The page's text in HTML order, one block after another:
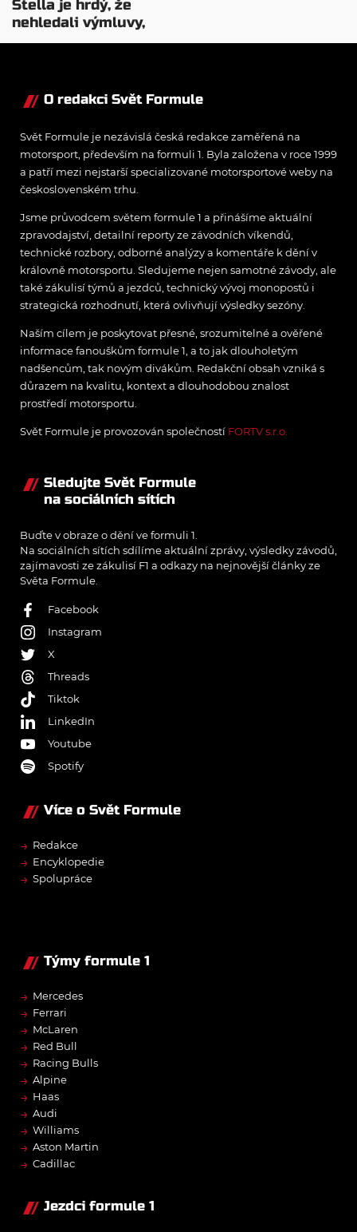
Stella je hrdý, že
nehledali výmluvy,
proč nedokážou
O redakci Svět Formule
Svět Formule je nezávislá česká redakce zaměřená na
motorsport, především na formuli 1. Byla založena v roce 1999
a patří mezi nejstarší specializované motorsportové weby na
československém trhu.
Jsme průvodcem světem formule 1 a přinášíme aktuální
zpravodajství, detailní reporty ze závodních víkendů,
technické rozbory, odborné analýzy a komentáře k dění v
královně motorsportu. Sledujeme nejen samotné závody, ale
také zákulisí týmů a jezdců, technický vývoj monopostů i
strategická rozhodnutí, která ovlivňují výsledky sezóny.
Naším cílem je poskytovat přesné, srozumitelné a ověřené
informace fanouškům formule 1, a to jak dlouholetým
nadšencům, tak novým divákům. Redakční obsah vzniká s
důrazem na kvalitu, kontext a dlouhodobou znalost
prostředí motorsportu.
Svět Formule je provozován společností FORTV s.r.o.
Sledujte Svět Formule
na sociálních sítích
Buďte v obraze o dění ve formuli 1.
Na sociálních sítích sdílíme aktuální zprávy, výsledky závodů,
zajímavosti ze zákulisí F1 a odkazy na nejnovější články ze
Světa Formule.
Facebook
Instagram
X
Threads
Tiktok
LinkedIn
Youtube
Spotify
Více o Svět Formule
→ Redakce
→ Encyklopedie
→ Spolupráce
Týmy formule 1
→ Mercedes
→ Ferrari
→ McLaren
→ Red Bull
→ Racing Bulls
→ Alpine
→ Haas
→ Audi
→ Williams
→ Aston Martin
→ Cadillac
Jezdci formule 1